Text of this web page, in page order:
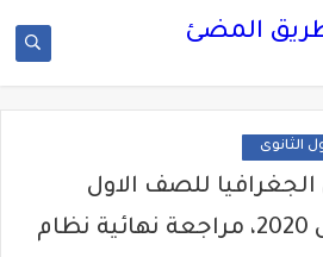
المضئ
الثانوى
الجغرافيا للصف الاول
الثانوي الترم الاول 2020، مراجعة نهائية نظام